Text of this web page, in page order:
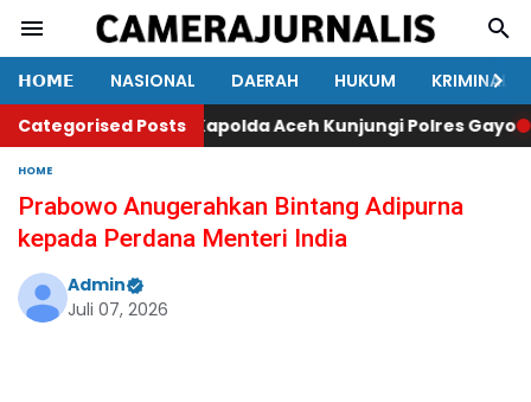
𝗛𝗢𝗠𝗘 NASIONAL DAERAH HUKUM
KRIMINAL
Categorised Posts
Wapres RI Kapolda Aceh Kunjungi Polres Gayo
HOME
Prabowo Anugerahkan Bintang Adipurna
kepada Perdana Menteri India
Admin
Juli 07, 2026